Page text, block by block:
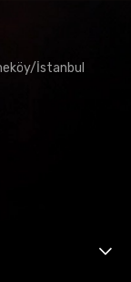
İstanbul